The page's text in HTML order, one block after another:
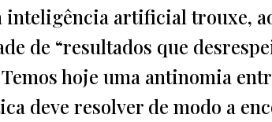
inteligência artificial trouxe,
de “resultados que
Temos hoje uma antinomia
deve resolver de modo a